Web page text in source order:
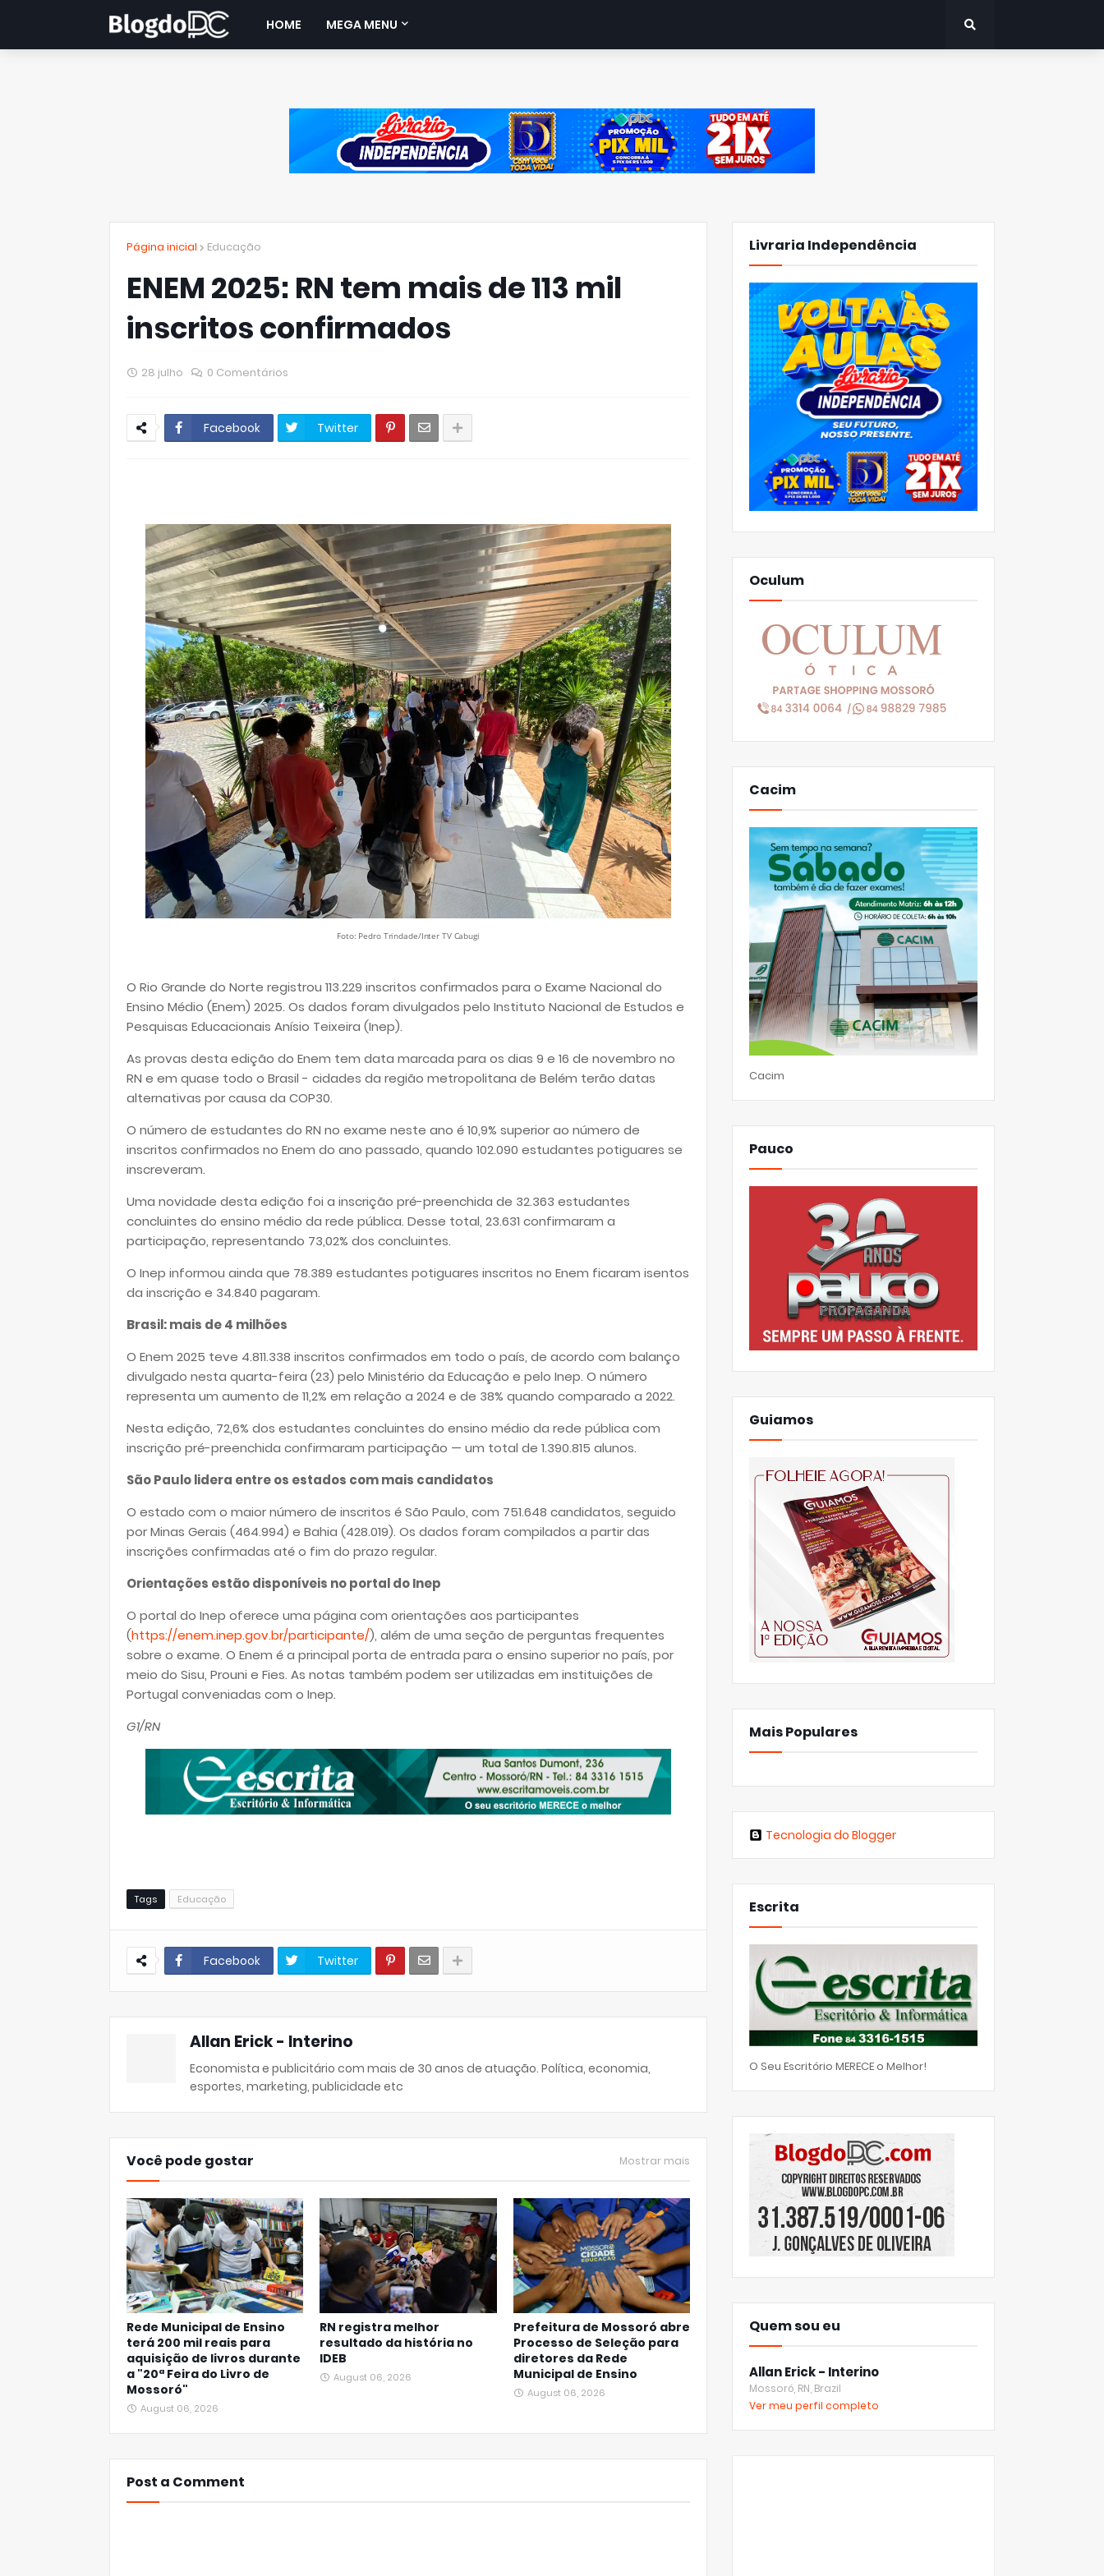
HOME MEGA MENU
Página inicial Educação
ENEM 2025: RN tem mais de 113 mil
inscritos confirmados
28 julho 0 Comentários
Facebook Twitter
Foto: Pedro Trindade/Inter TV Cabugi
O Rio Grande do Norte registrou 113.229 inscritos confirmados para o Exame Nacional do
Ensino Médio (Enem) 2025. Os dados foram divulgados pelo Instituto Nacional de Estudos e
Pesquisas Educacionais Anísio Teixeira (Inep).
As provas desta edição do Enem tem data marcada para os dias 9 e 16 de novembro no
RN e em quase todo o Brasil - cidades da região metropolitana de Belém terão datas
alternativas por causa da COP30.
O número de estudantes do RN no exame neste ano é 10,9% superior ao número de
inscritos confirmados no Enem do ano passado, quando 102.090 estudantes potiguares se
inscreveram.
Uma novidade desta edição foi a inscrição pré-preenchida de 32.363 estudantes
concluintes do ensino médio da rede pública. Desse total, 23.631 confirmaram a
participação, representando 73,02% dos concluintes.
O Inep informou ainda que 78.389 estudantes potiguares inscritos no Enem ficaram isentos
da inscrição e 34.840 pagaram.
Brasil: mais de 4 milhões
O Enem 2025 teve 4.811.338 inscritos confirmados em todo o país, de acordo com balanço
divulgado nesta quarta-feira (23) pelo Ministério da Educação e pelo Inep. O número
representa um aumento de 11,2% em relação a 2024 e de 38% quando comparado a 2022.
Nesta edição, 72,6% dos estudantes concluintes do ensino médio da rede pública com
inscrição pré-preenchida confirmaram participação — um total de 1.390.815 alunos.
São Paulo lidera entre os estados com mais candidatos
O estado com o maior número de inscritos é São Paulo, com 751.648 candidatos, seguido
por Minas Gerais (464.994) e Bahia (428.019). Os dados foram compilados a partir das
inscrições confirmadas até o fim do prazo regular.
Orientações estão disponíveis no portal do Inep
O portal do Inep oferece uma página com orientações aos participantes
(https://enem.inep.gov.br/participante/), além de uma seção de perguntas frequentes
sobre o exame. O Enem é a principal porta de entrada para o ensino superior no país, por
meio do Sisu, Prouni e Fies. As notas também podem ser utilizadas em instituições de
Portugal conveniadas com o Inep.
G1/RN
Tags Educação
Facebook Twitter
Allan Erick - Interino
Economista e publicitário com mais de 30 anos de atuação. Política, economia,
esportes, marketing, publicidade etc
Você pode gostar Mostrar mais
Rede Municipal de Ensino
terá 200 mil reais para
aquisição de livros durante
a "20ª Feira do Livro de
Mossoró"
August 06, 2026
RN registra melhor
resultado da história no
IDEB
August 06, 2026
Prefeitura de Mossoró abre
Processo de Seleção para
diretores da Rede
Municipal de Ensino
August 06, 2026
Post a Comment
Livraria Independência
Oculum
Cacim
Cacim
Pauco
Guiamos
Mais Populares
Tecnologia do Blogger
Escrita
O Seu Escritório MERECE o Melhor!
Quem sou eu
Allan Erick - Interino
Mossoró, RN, Brazil
Ver meu perfil completo